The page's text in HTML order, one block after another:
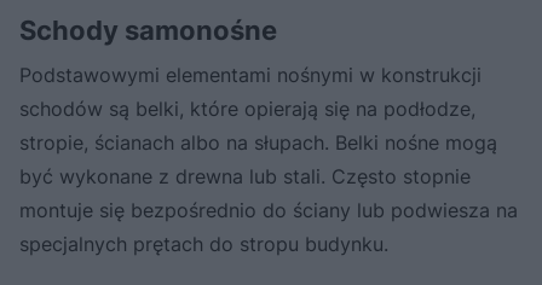
Schody samonośne
Podstawowymi elementami nośnymi w konstrukcji
schodów są belki, które opierają się na podłodze,
stropie, ścianach albo na słupach. Belki nośne mogą
być wykonane z drewna lub stali. Często stopnie
montuje się bezpośrednio do ściany lub podwiesza na
specjalnych prętach do stropu budynku.